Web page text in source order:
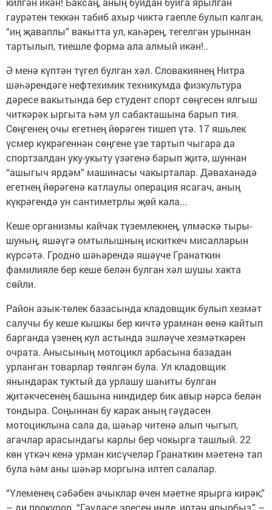
гаурәтен теккән табиб ахыр чиктә гаепле булып калган,
“иң җаваплы” вакытта ул, каһәрең, тегелгән урыннан
тартылып, тиешле форма ала алмый икән!..
Ә менә күптән түгел булган хәл. Словакиянең Нитра
шәһәрендәге нефтехимик техникумда физкультура
дәресе вакытында бер студент спорт сөңгесен ялгыш
читкәрәк ыргыта һәм ул сабакташына барып тия.
Сөңгенең очы егетнең йөрәген тишеп үтә. 17 яшьлек
үсмер күкрәгеннән сөңгене үзе тартып чыгара да
спортзалдан уку-укыту үзәгенә барып җитә, шуннан
“ашыгыч ярдәм” машинасы чакырталар. Дәваханәдә
егетнең йөрәгенә катлаулы операция ясагач, аның
күкрәгендә ун сантиметрлы җөй кала...
Кеше организмы кайчак түземлекнең, үлмәскә тыры­
шуның, яшәүгә омты­лышның искиткеч мисалларын
күрсәтә. Гродно шәһәрендә яшәүче Гранаткин
фамилияле бер кеше белән булган хәл шушы хакта
сөйли.
Район азык-төлек базасында кладовщик булып хезмәт
салучы бу кеше кышкы бер кичтә урамнан өенә кайтып
барганда үзенең кул астында эшләүче хезмәткәрен
очрата. Анысының мотоцикл арбасына базадан
урланган товарлар төялгән була. Ул кладовщик
янындарак туктый да урлашу шаһиты булган
җитәкчесенең башына ниндидер бик авыр нәрсә белән
тондыра. Соңыннан бу карак аның гәүдәсен
мотоциклына сала да, шәһәр читенә алып чыгып,
агачлар арасындагы карлы бер чокырга ташлый. 22
көн үткәч кенә урман кисүчеләр Гранаткин мәетенә тап
була һәм аны шәһәр моргына илтеп салалар.
“Үлеменең сәбәбен ачыклар өчен мәетне ярырга кирәк,”
– ди прокурор. “Гәүдәсе эресен инде, иртән ярырбыз,” –